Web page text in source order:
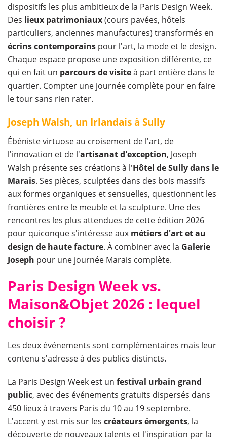
dispositifs les plus ambitieux de la Paris Design Week.
Des lieux patrimoniaux(cours pavées, hôtels
particuliers, anciennes manufactures) transformés en
écrins contemporains pour l'art, la mode et le design.
Chaque espace propose une exposition différente, ce
qui en fait un parcours de visiteà part entière dans le
quartier. Compter une journée complète pour en faire
le tour sans rien rater.
Joseph Walsh, un Irlandais à Sully
Ébéniste virtuose au croisement de l'art, de
l'innovation et de l'artisanat d'exception, Joseph
Walsh présente ses créations à l'Hôtel de Sully dans le
Marais. Ses pièces, sculptées dans des bois massifs
aux formes organiques et sensuelles, questionnent les
frontières entre le meuble et la sculpture. Une des
rencontres les plus attendues de cette édition 2026
pour quiconque s'intéresse aux métiers d'art et au
design de haute facture. À combiner avec la Galerie
Joseph pour une journée Marais complète.
Paris Design Week vs.
Maison&Objet 2026 : lequel
choisir ?
Les deux événements sont complémentaires mais leur
contenu s'adresse à des publics distincts.
La Paris Design Week est un festival urbain grand
public, avec des événements gratuits dispersés dans
450 lieux à travers Paris du 10 au 19 septembre.
L'accent y est mis sur les créateurs émergents, la
découverte de nouveaux talents et l'inspiration par la